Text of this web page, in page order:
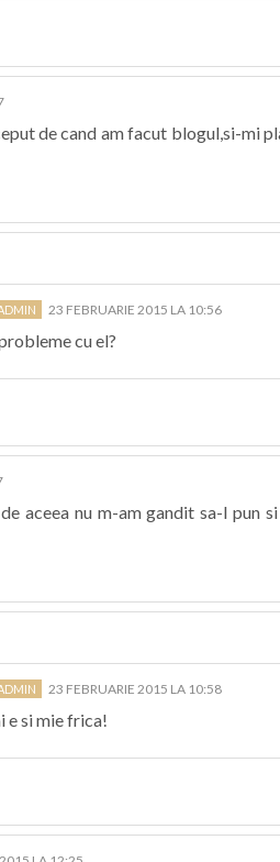
de cand am facut blogul,si-mi
23 FEBRUARIE 2015 LA 10:56
cu el?
aceea nu m-am gandit sa-l pun
23 FEBRUARIE 2015 LA 10:58
e si mie frica!